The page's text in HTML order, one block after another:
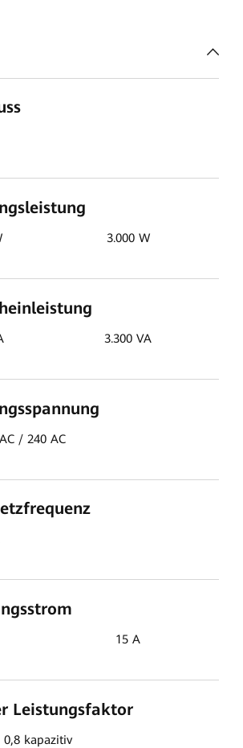
3.000 W
3.300 VA
/ 240 AC
15 A
Leistungsfaktor
0,8 kapazitiv